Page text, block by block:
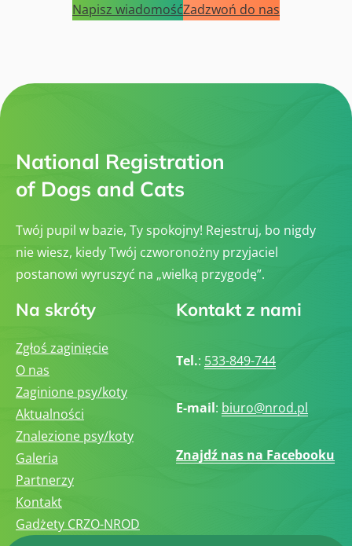
Napisz wiadomośćZadzwoń do nas
National Registration
of Dogs and Cats
Twój pupil w bazie, Ty spokojny! Rejestruj, bo nigdy
nie wiesz, kiedy Twój czworonożny przyjaciel
postanowi wyruszyć na „wielką przygodę”.
Na skróty
Zgłoś zaginięcie
O nas
Zaginione psy/koty
Aktualności
Znalezione psy/koty
Galeria
Partnerzy
Kontakt
Gadżety CRZO-NROD
Kontakt z nami
Tel.: 533-849-744
E-mail: biuro@nrod.pl
Znajdź nas na Facebooku